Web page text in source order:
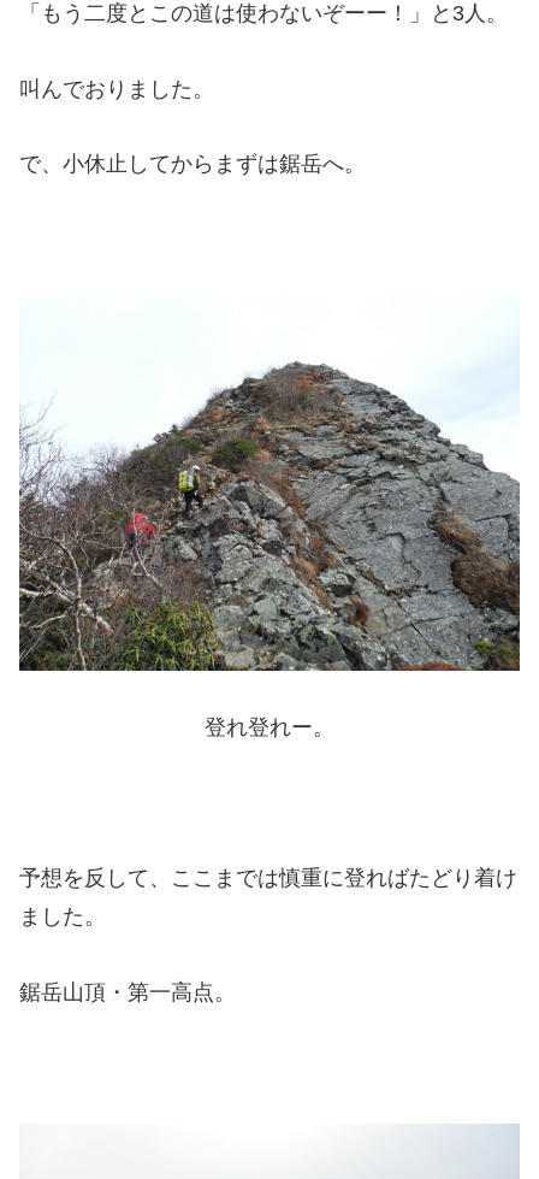
「もう二度とこの道は使わないぞーー！」と3人。
叫んでおりました。
で、小休止してからまずは鋸岳へ。
登れ登れー。
予想を反して、ここまでは慎重に登ればたどり着け
ました。
鋸岳山頂・第一高点。